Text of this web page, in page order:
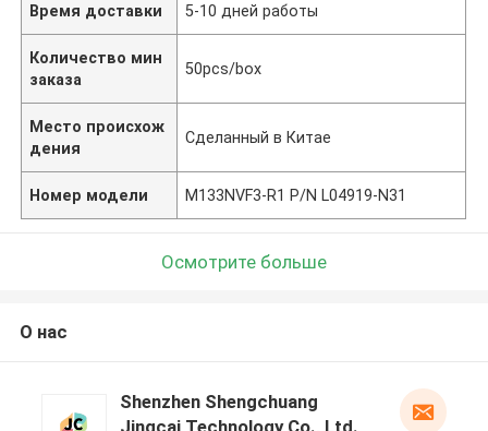
Время доставки 5-10 дней работы
Количество мин
заказа
50pcs/box
Место происхож
дения
Сделанный в Китае
Номер модели M133NVF3-R1 P/N L04919-N31
Осмотрите больше
О нас
Shenzhen Shengchuang